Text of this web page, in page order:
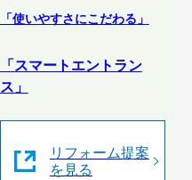
「使いやすさにこだわる」
「スマートエントラン
ス」
リフォーム提案
を見る